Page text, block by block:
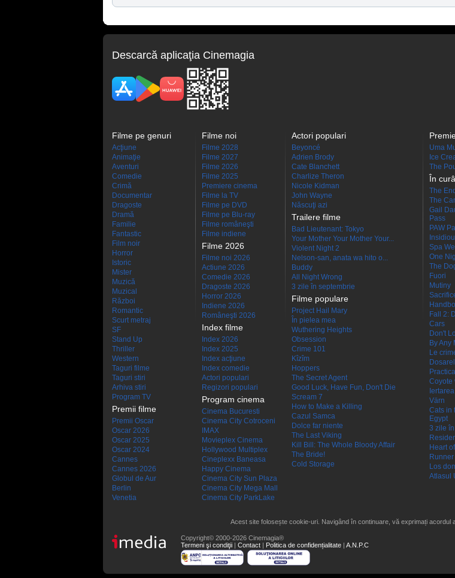
Descarcă aplicaţia Cinemagia
Filme pe genuri
Acţiune
Animaţie
Aventuri
Comedie
Crimă
Documentar
Dragoste
Dramă
Familie
Fantastic
Film noir
Horror
Istoric
Mister
Muzică
Muzical
Război
Romantic
Scurt metraj
SF
Stand Up
Thriller
Western
Taguri filme
Taguri stiri
Arhiva stiri
Program TV
Premii filme
Premii Oscar
Oscar 2026
Oscar 2025
Oscar 2024
Cannes
Cannes 2026
Globul de Aur
Berlin
Venetia
Filme noi
Filme 2028
Filme 2027
Filme 2026
Filme 2025
Premiere cinema
Filme la TV
Filme pe DVD
Filme pe Blu-ray
Filme româneşti
Filme indiene
Filme 2026
Filme noi 2026
Actiune 2026
Comedie 2026
Dragoste 2026
Horror 2026
Indiene 2026
Româneşti 2026
Index filme
Index 2026
Index 2025
Index acţiune
Index comedie
Actori populari
Regizori populari
Program cinema
Cinema Bucuresti
Cinema City Cotroceni
IMAX
Movieplex Cinema
Hollywood Multiplex
Cineplexx Baneasa
Happy Cinema
Cinema City Sun Plaza
Cinema City Mega Mall
Cinema City ParkLake
Actori populari
Beyoncé
Adrien Brody
Cate Blanchett
Charlize Theron
Nicole Kidman
John Wayne
Născuţi azi
Trailere filme
Bad Lieutenant: Tokyo
Your Mother Your Mother Your...
Violent Night 2
Nelson-san, anata wa hito o...
Buddy
All Night Wrong
3 zile în septembrie
Filme populare
Project Hail Mary
În pielea mea
Wuthering Heights
Obsession
Crime 101
Kîzîm
Hoppers
The Secret Agent
Good Luck, Have Fun, Don't Die
Scream 7
How to Make a Killing
Cazul Samca
Dolce far niente
The Last Viking
Kill Bill: The Whole Bloody Affair
The Bride!
Cold Storage
Uma
Ice
The
În
The
The
Gail
Pass
PAW
Spa
One
The
Fuori
Mutiny
Fall 2:
Cars
Don't
By Any
Le
Coyote
Iertarea
Värn
Cats in
Egypt
3 zile
Heart
Runner
Los
Atlasul
Acest site folosește cookie-uri. Navigând în continuare, vă exprimați acordul
Copyright© 2000-2026 Cinemagia®
Termeni şi condiţii | Contact | Politica de confidențialitate | A.N.P.C